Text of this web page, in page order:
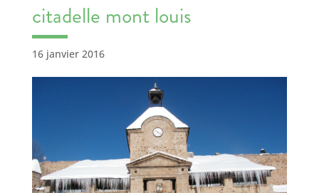
citadelle mont louis
16 janvier 2016